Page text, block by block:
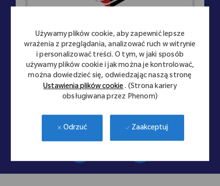
Używamy plików cookie, aby zapewnić lepsze
wrażenia z przeglądania, analizować ruch w witrynie
i personalizować treści. O tym, w jaki sposób
używamy plików cookie i jak można je kontrolować,
można dowiedzieć się, odwiedzając naszą stronę
Ustawienia plików cookie. (Strona kariery
obsługiwana przez Phenom)
Odrzuć Zaakceptuj
for Excellence
i długofalowe
talentów
ASIAN
Asian ERG to
wspiera misję ZB